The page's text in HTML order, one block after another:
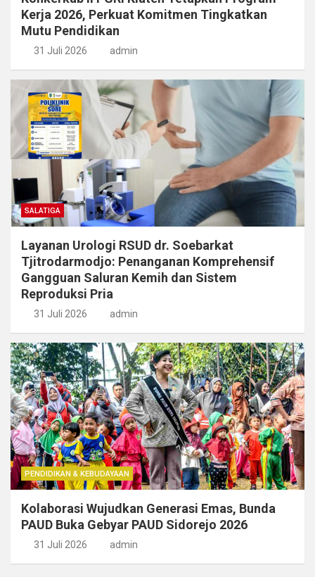
Kerja 2026, Perkuat Komitmen Tingkatkan
Mutu Pendidikan
31 Juli 2026 admin
SALATIGA
Layanan Urologi RSUD dr. Soebarkat
Tjitrodarmodjo: Penanganan Komprehensif
Gangguan Saluran Kemih dan Sistem
Reproduksi Pria
31 Juli 2026 admin
PENDIDIKAN & KEBUDAYAAN
Kolaborasi Wujudkan Generasi Emas, Bunda
PAUD Buka Gebyar PAUD Sidorejo 2026
31 Juli 2026 admin